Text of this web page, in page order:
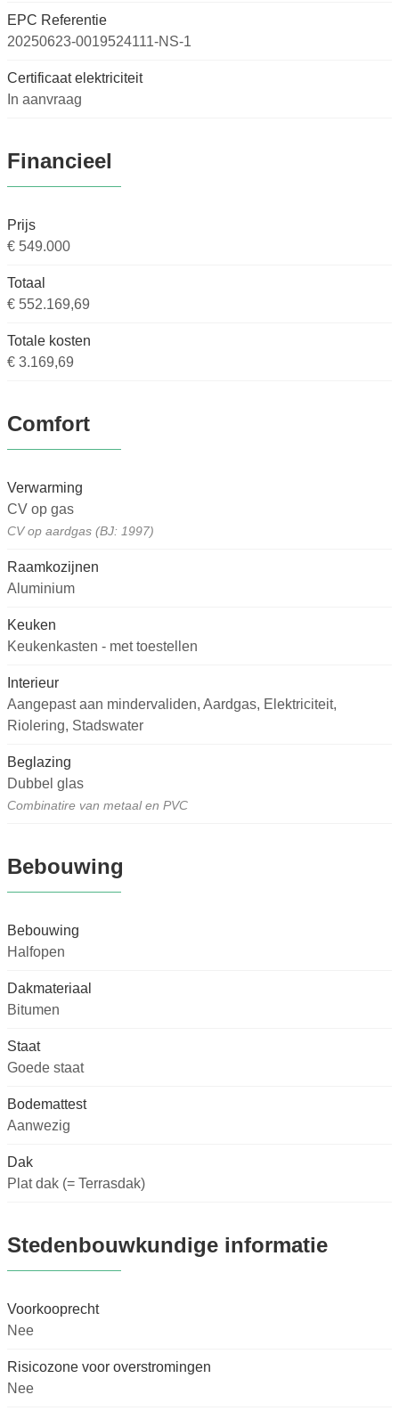
EPC Referentie
20250623-0019524111-NS-1
Certificaat elektriciteit
In aanvraag
Financieel
Prijs
€ 549.000
Totaal
€ 552.169,69
Totale kosten
€ 3.169,69
Comfort
Verwarming
CV op gas
CV op aardgas (BJ: 1997)
Raamkozijnen
Aluminium
Keuken
Keukenkasten - met toestellen
Interieur
Aangepast aan mindervaliden, Aardgas, Elektriciteit,
Riolering, Stadswater
Beglazing
Dubbel glas
Combinatire van metaal en PVC
Bebouwing
Bebouwing
Halfopen
Dakmateriaal
Bitumen
Staat
Goede staat
Bodemattest
Aanwezig
Dak
Plat dak (= Terrasdak)
Stedenbouwkundige informatie
Voorkooprecht
Nee
Risicozone voor overstromingen
Nee